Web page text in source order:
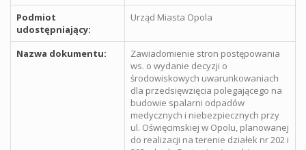
Podmiot
udostępniający:
Urząd Miasta Opola
Nazwa dokumentu:
Zawiadomienie stron postępowania
ws. o wydanie decyzji o
środowiskowych uwarunkowaniach
dla przedsięwzięcia polegającego na
budowie spalarni odpadów
medycznych i niebezpiecznych przy
ul. Oświęcimskiej w Opolu, planowanej
do realizacji na terenie działek nr 202 i